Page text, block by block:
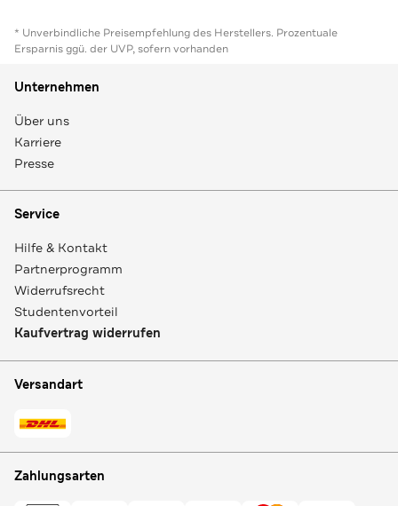
* Unverbindliche Preisempfehlung des Herstellers. Prozentuale
Ersparnis ggü. der UVP, sofern vorhanden
Unternehmen
Über uns
Karriere
Presse
Service
Hilfe & Kontakt
Partnerprogramm
Widerrufsrecht
Studentenvorteil
Kaufvertrag widerrufen
Versandart
Zahlungsarten